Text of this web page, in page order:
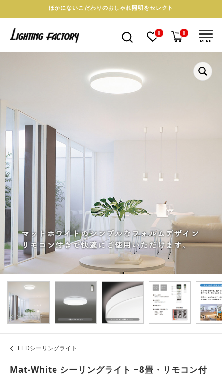
ほかにないこだわりのおしゃれ照明をセレクト
0 0
MENU
LEDシーリングライト
Mat-White シーリングライト ~8畳・リモコン付